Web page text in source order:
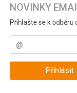
NOVINKY
Přihlašte se k odběru
Přihlásit